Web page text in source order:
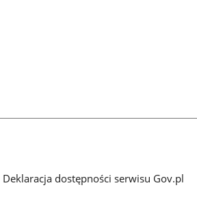
Deklaracja dostępności serwisu Gov.pl